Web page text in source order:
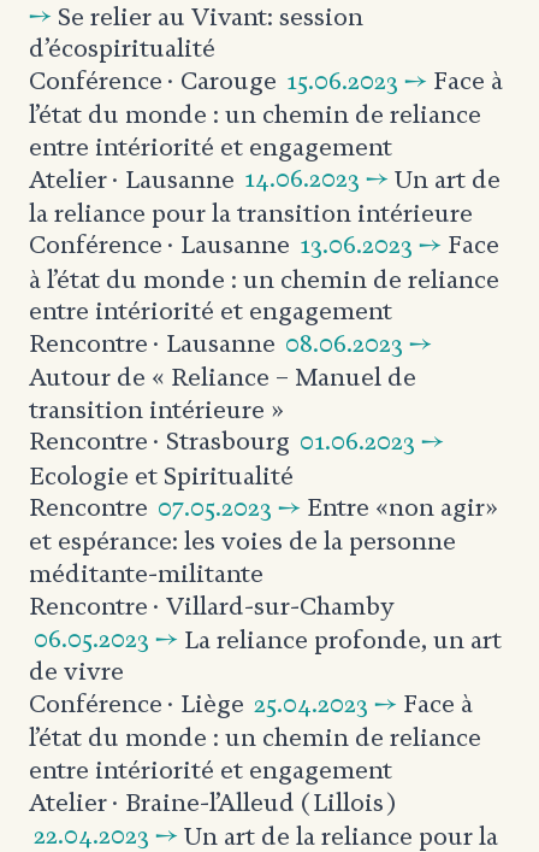
→ Se relier au Vivant: session
d’écospiritualité
Conférence · Carouge 15.06.2023 → Face à
l’état du monde : un chemin de reliance
entre intériorité et engagement
Atelier · Lausanne 14.06.2023 → Un art de
la reliance pour la transition intérieure
Conférence · Lausanne 13.06.2023 → Face
à l’état du monde : un chemin de reliance
entre intériorité et engagement
Rencontre · Lausanne 08.06.2023 →
Autour de « Reliance – Manuel de
transition intérieure »
Rencontre · Strasbourg 01.06.2023 →
Ecologie et Spiritualité
Rencontre 07.05.2023 → Entre «non agir»
et espérance: les voies de la personne
méditante-militante
Rencontre · Villard-sur-Chamby
06.05.2023 → La reliance profonde, un art
de vivre
Conférence · Liège 25.04.2023 → Face à
l’état du monde : un chemin de reliance
entre intériorité et engagement
Atelier · Braine-l’Alleud (Lillois)
22.04.2023 → Un art de la reliance pour la